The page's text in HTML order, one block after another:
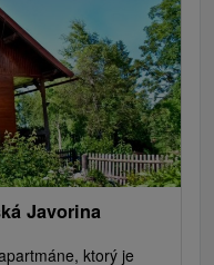
Javorina
ktorý je